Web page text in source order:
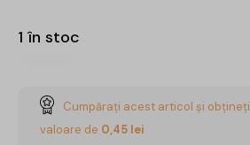
1 în stoc
Cumpărați acest articol și obțineți
valoare de 0,45 lei